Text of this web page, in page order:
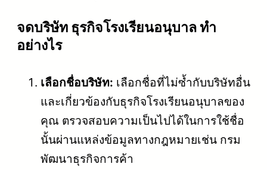
จดบริษัท ธุรกิจโรงเรียนอนุบาล ทำ
อย่างไร
เลือกชื่อบริษัท: เลือกชื่อที่ไม่ซ้ำกับบริษัทอื่น
และเกี่ยวข้องกับธุรกิจโรงเรียนอนุบาลของ
คุณ ตรวจสอบความเป็นไปได้ในการใช้ชื่อ
นั้นผ่านแหล่งข้อมูลทางกฎหมายเช่น กรม
พัฒนาธุรกิจการค้า